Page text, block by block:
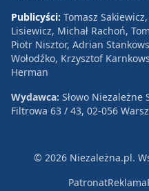
Publicyści: Tomasz
Lisiewicz, Michał Rachoń,
Piotr Nisztor, Adrian
Wołodźko, Krzysztof
Herman
Wydawca: Słowo Niezależne
Filtrowa 63 / 43, 02-056
© 2026 Niezależna.pl.
PatronatReklama